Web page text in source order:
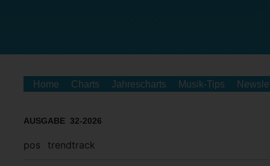
Home Charts Jahrescharts Musik-Tips
AUSGABE 32-2026
pos trendtrack